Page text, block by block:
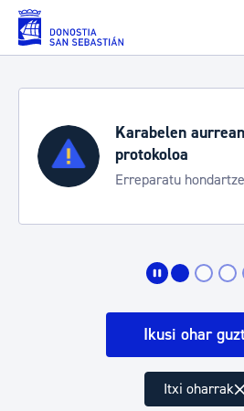
Eduki nagusira joan
Karabelen
protokoloa
Erreparatu
Ikusi ohar
Itxi oharrak